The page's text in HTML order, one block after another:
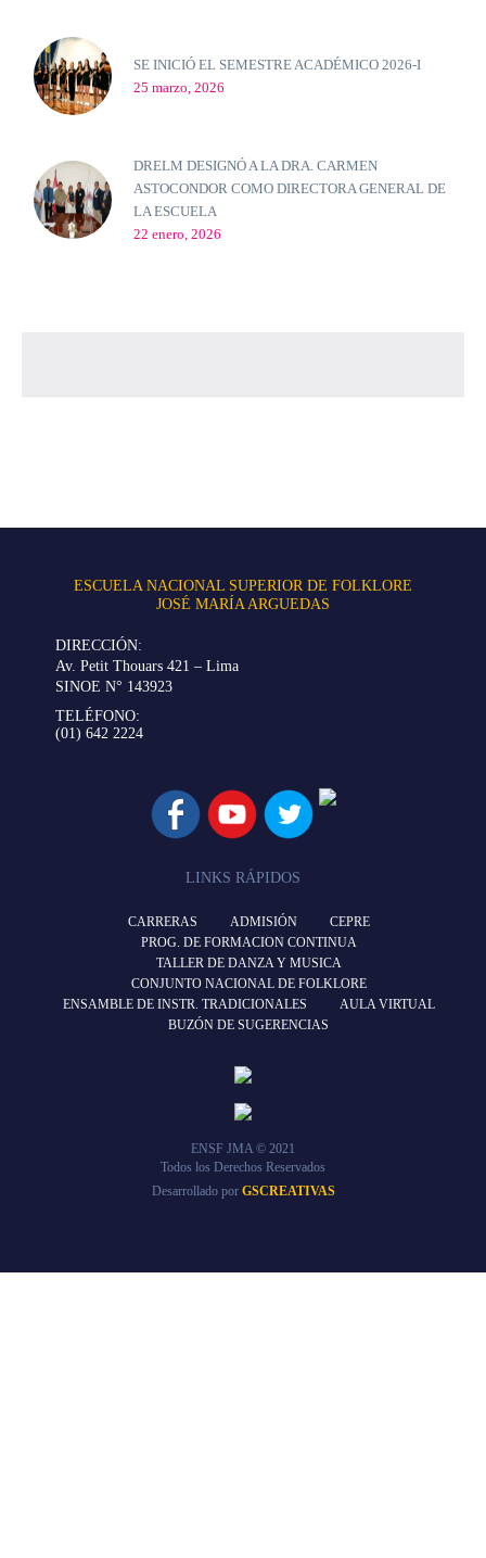
SE INICIÓ EL SEMESTRE ACADÉMICO 2026-I
25 marzo, 2026
DRELM DESIGNÓ A LA DRA. CARMEN
ASTOCONDOR COMO DIRECTORA GENERAL DE
LA ESCUELA
22 enero, 2026
ESCUELA NACIONAL SUPERIOR DE FOLKLORE
JOSÉ MARÍA ARGUEDAS
DIRECCIÓN:
Av. Petit Thouars 421 – Lima
SINOE N° 143923
TELÉFONO:
(01) 642 2224
LINKS RÁPIDOS
CARRERAS ADMISIÓN
CEPRE
PROG. DE FORMACION CONTINUA
TALLER DE DANZA Y MUSICA
CONJUNTO NACIONAL DE FOLKLORE
ENSAMBLE DE INSTR. TRADICIONALES
AULA VIRTUAL
BUZÓN DE SUGERENCIAS
ENSF JMA © 2021
Todos los Derechos Reservados
Desarrollado por GSCREATIVAS